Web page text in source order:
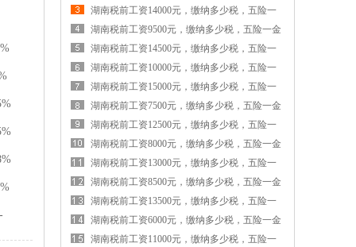
各交多少钱
湖南税前工资14000元，缴纳多少税，五险一
金各交多少钱
湖南税前工资9500元，缴纳多少税，五险一金
各交多少钱
湖南税前工资14500元，缴纳多少税，五险一
金各交多少钱
湖南税前工资10000元，缴纳多少税，五险一
金各交多少钱
湖南税前工资15000元，缴纳多少税，五险一
金各交多少钱
湖南税前工资7500元，缴纳多少税，五险一金
各交多少钱
湖南税前工资12500元，缴纳多少税，五险一
金各交多少钱
湖南税前工资8000元，缴纳多少税，五险一金
各交多少钱
湖南税前工资13000元，缴纳多少税，五险一
金各交多少钱
湖南税前工资8500元，缴纳多少税，五险一金
各交多少钱
湖南税前工资13500元，缴纳多少税，五险一
金各交多少钱
湖南税前工资6000元，缴纳多少税，五险一金
各交多少钱
湖南税前工资11000元，缴纳多少税，五险一